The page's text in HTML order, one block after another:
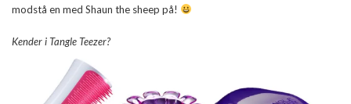
modstå en med Shaun the sheep på!
Kender i Tangle Teezer?